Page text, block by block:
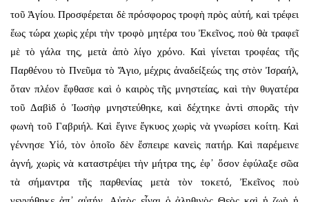
τοῦ Ἁγίου. Προσφέρεται δὲ πρόσφορος τροφὴ πρὸς αὐτή, καὶ τρέφει
ἕως τώρα χωρὶς χέρι τὴν τροφὸ μητέρα του Ἐκεῖνος, ποὺ θὰ τραφεῖ
μὲ τὸ γάλα της, μετὰ ἀπὸ λίγο χρόνο. Καὶ γίνεται τροφέας τῆς
Παρθένου τὸ Πνεῦμα τὸ Ἅγιο, μέχρις ἀναδείξεώς της στὸν Ἰσραήλ,
ὅταν πλέον ἔφθασε καὶ ὁ καιρὸς τῆς μνηστείας, καὶ τὴν θυγατέρα
τοῦ Δαβὶδ ὁ Ἰωσὴφ μνηστεύθηκε, καὶ δέχτηκε ἀντὶ σπορᾶς τὴν
φωνὴ τοῦ Γαβριήλ. Καὶ ἔγινε ἔγκυος χωρὶς νὰ γνωρίσει κοίτη. Καὶ
γέννησε Υἱό, τὸν ὁποῖο δὲν ἔσπειρε κανεὶς πατήρ. Καὶ παρέμεινε
ἁγνή, χωρὶς νὰ καταστρέψει τὴν μήτρα της, ἐφ᾿ ὅσον ἐφύλαξε σῶα
τὰ σήμαντρα τῆς παρθενίας μετὰ τὸν τοκετό, Ἐκεῖνος ποὺ